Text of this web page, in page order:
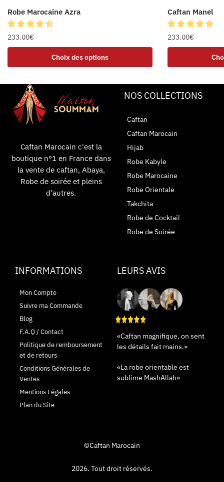
Robe Marocaine Azra
233.00€
Choix des options
Caftan Manel
233.00€
Caftan Marocain c'est la
boutique n°1 en France dans
la vente de caftan, Abaya,
Robe de soirée et pleins
d'autres.
NOS COLLECTIONS
Caftan
Caftan Marocain
Hijab
Robe Kabyle
Robe Marocaine
Robe Orientale
Takchita
Robe de Cocktail
Robe de Soirée
INFORMATIONS
Mon Compte
Suivre ma Commande
Blog
F.A.Q / Contact
Politique de remboursement
et de retours
Conditions Générales de
Ventes
Mentions Légales
Plan du Site
LEURS AVIS
«Caftan magnifique, on sent
les détails fait mains.»
«La robe orientable est
sublime MashAllah»
©Caftan Marocain
2026. Tout droit réservés.